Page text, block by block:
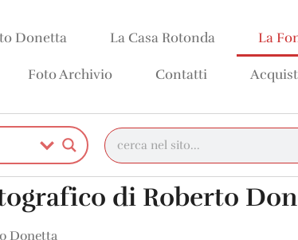
Donetta La Casa Rotonda La
Foto Archivio Contatti
di Roberto
Donetta